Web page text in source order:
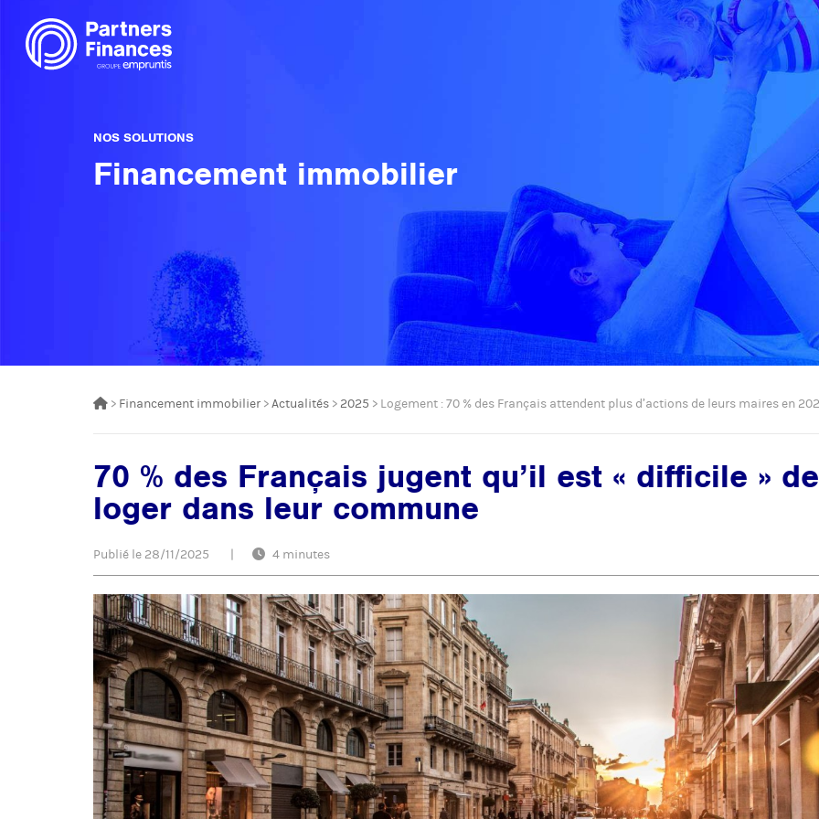
NOS SOLUTIONS
Financement immobilier
> Financement immobilier >Actualités > 2025 > Logement : 70 % des Français attendent plus d’actions de leurs maires en
70 % des Français jugent qu’il est « difficile »
loger dans leur commune
Publié le 28/11/2025 | 4 minutes